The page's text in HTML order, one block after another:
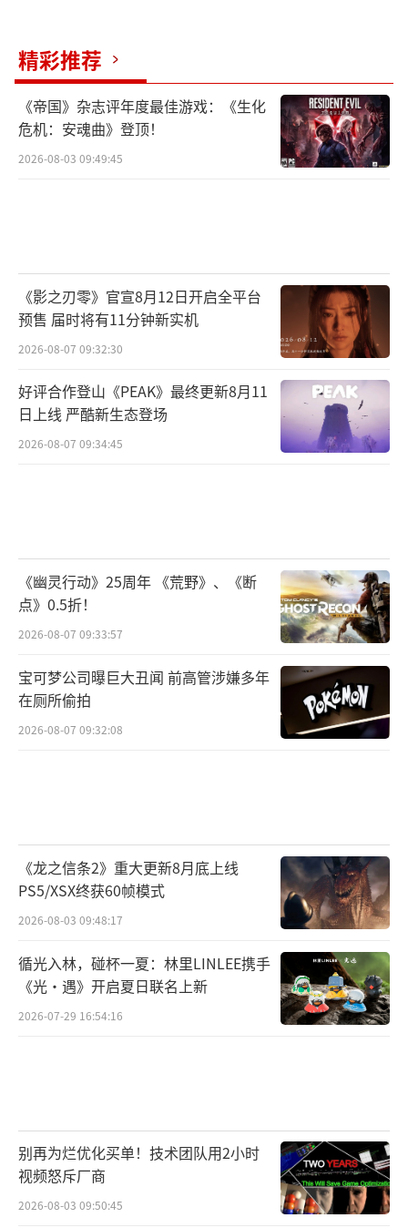
精彩推荐
《帝国》杂志评年度最佳游戏：《生化
危机：安魂曲》登顶！
2026-08-03 09:49:45
《影之刃零》官宣8月12日开启全平台
预售 届时将有11分钟新实机
2026-08-07 09:32:30
好评合作登山《PEAK》最终更新8月11
日上线 严酷新生态登场
2026-08-07 09:34:45
《幽灵行动》25周年 《荒野》、《断
点》0.5折！
2026-08-07 09:33:57
宝可梦公司曝巨大丑闻 前高管涉嫌多年
在厕所偷拍
2026-08-07 09:32:08
《龙之信条2》重大更新8月底上线
PS5/XSX终获60帧模式
2026-08-03 09:48:17
循光入林，碰杯一夏：林里LINLEE携手
《光·遇》开启夏日联名上新
2026-07-29 16:54:16
别再为烂优化买单！技术团队用2小时
视频怒斥厂商
2026-08-03 09:50:45